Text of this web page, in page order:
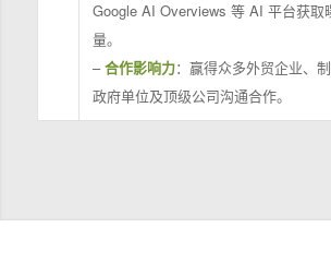
Google AI Overviews 等 AI 平台获取
量。
–合作影响力：赢得众多外贸企业、
政府单位及顶级公司沟通合作。